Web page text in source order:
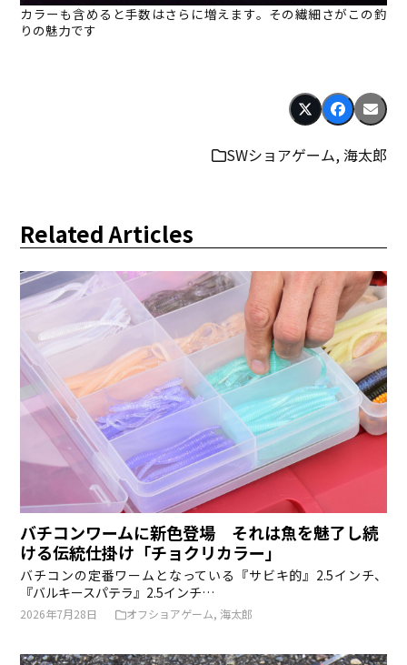
カラーも含めると手数はさらに増えます。その繊細さがこの釣
りの魅力です
SWショアゲーム,海太郎
Related Articles
バチコンワームに新色登場 それは魚を魅了し続
ける伝統仕掛け「チョクリカラー」
バチコンの定番ワームとなっている『サビキ的』2.5インチ、
『バルキースパテラ』2.5インチ…
2026年7月28日 オフショアゲーム,海太郎